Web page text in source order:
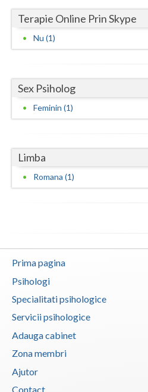
Vaslui
Terapie Online Prin Skype
Nu (1)
Sex Psiholog
Feminin (1)
Limba
Romana (1)
Prima pagina
Psihologi
Specialitati psihologice
Servicii psihologice
Adauga cabinet
Zona membri
Ajutor
Contact